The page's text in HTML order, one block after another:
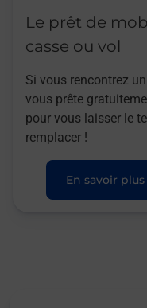
Le prêt de
casse ou vol
Si vous rencontrez
vous prête
pour vous laisser le
remplacer !
En savoir